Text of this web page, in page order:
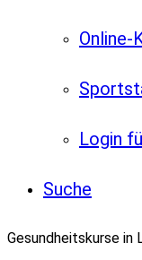
Online-
Login
Suche
Gesundheitskurse in